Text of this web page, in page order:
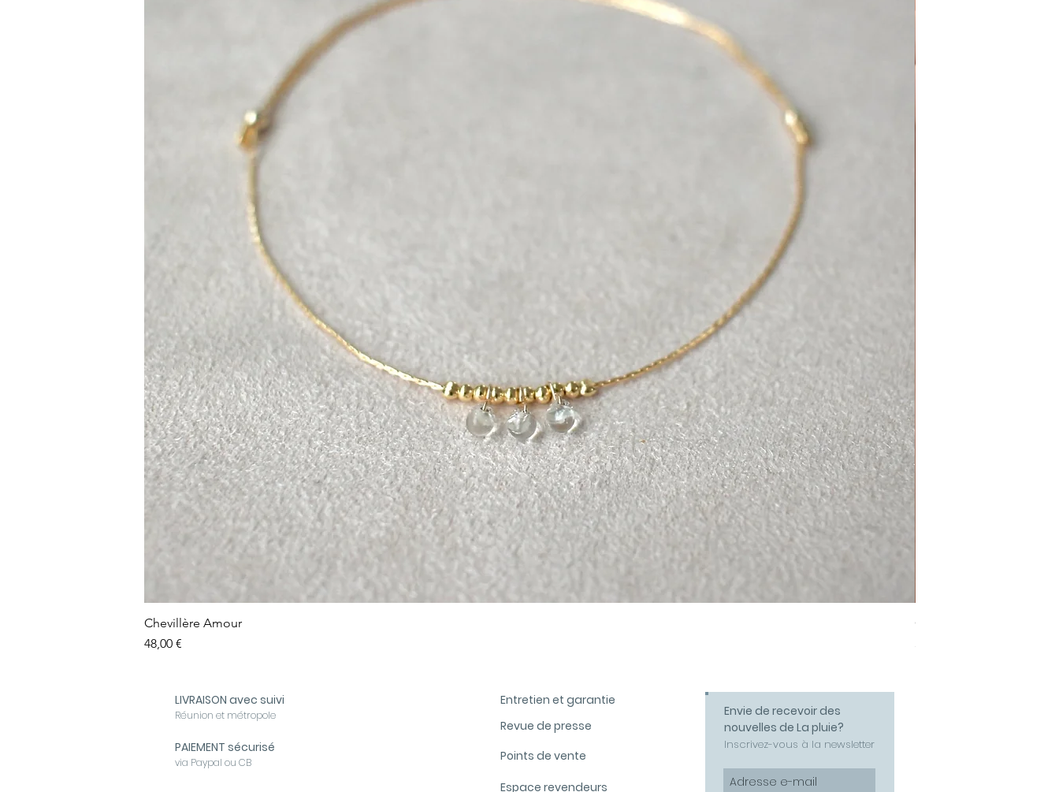
Chevillère Amour
Prix
48,00 €
Collier Amour
Prix
58,00 €
LIVRAISON avec suivi
Réunion et métropole
PAIEMENT sécurisé
via Paypal ou CB
Entretien et garantie
Points de vente
Revue de presse
Espace revendeurs
Envie de recevoir des
nouvelles de La pluie?
Inscrivez-vous à la newsletter